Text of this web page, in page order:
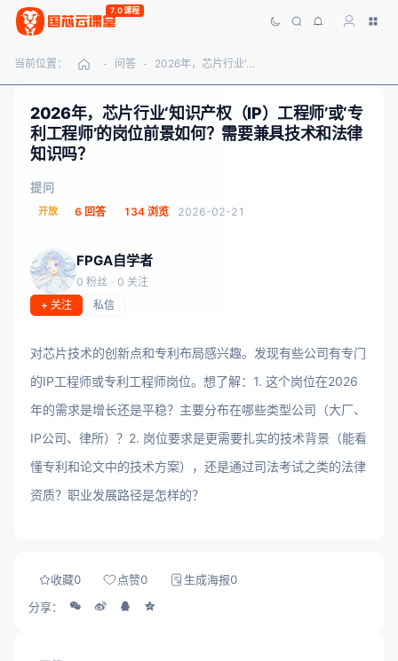
7.0课程
当前位置： - 问答 - 2026年，芯片行业‘知识产权（IP）工程师’或‘专利工程师’的岗位前景如何？需要兼具技术和法律知识吗？
2026年，芯片行业‘知识产权（IP）工程师’或‘专
利工程师’的岗位前景如何？需要兼具技术和法律
知识吗？
提问
开放 6 回答 134 浏览 2026-02-21
FPGA自学者
0 粉丝 · 0 关注
+ 关注
私信
对芯片技术的创新点和专利布局感兴趣。发现有些公司有专门
的IP工程师或专利工程师岗位。想了解：1. 这个岗位在2026
年的需求是增长还是平稳？主要分布在哪些类型公司（大厂、
IP公司、律所）？2. 岗位要求是更需要扎实的技术背景（能看
懂专利和论文中的技术方案），还是通过司法考试之类的法律
资质？职业发展路径是怎样的？
收藏0 点赞0 生成海报0
分享：